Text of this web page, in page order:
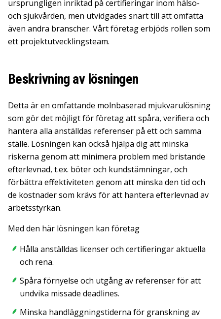
ursprungligen inriktad på certifieringar inom hälso-
och sjukvården, men utvidgades snart till att omfatta
även andra branscher. Vårt företag erbjöds rollen som
ett projektutvecklingsteam.
Beskrivning av lösningen
Detta är en omfattande molnbaserad mjukvarulösning
som gör det möjligt för företag att spåra, verifiera och
hantera alla anställdas referenser på ett och samma
ställe. Lösningen kan också hjälpa dig att minska
riskerna genom att minimera problem med bristande
efterlevnad, t.ex. böter och kundstämningar, och
förbättra effektiviteten genom att minska den tid och
de kostnader som krävs för att hantera efterlevnad av
arbetsstyrkan.
Med den här lösningen kan företag
Hålla anställdas licenser och certifieringar aktuella
och rena.
Spåra förnyelse och utgång av referenser för att
undvika missade deadlines.
Minska handläggningstiderna för granskning av